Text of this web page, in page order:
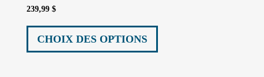
239,99 $
CHOIX DES OPTIONS